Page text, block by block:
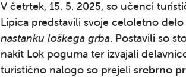
V četrtek, 15. 5. 2025, so učenci
Lipica predstavili svoje celoletno
nastanku loškega grba. Postavili so
nakit Lok poguma ter izvajali
turistično nalogo so prejeli srebrno